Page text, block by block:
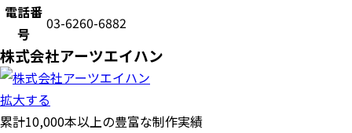
電話番
号
03-6260-6882
株式会社アーツエイハン
拡大する
累計10,000本以上の豊富な制作実績